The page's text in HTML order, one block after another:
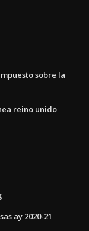
sobre la
reino unido
ay 2020-21